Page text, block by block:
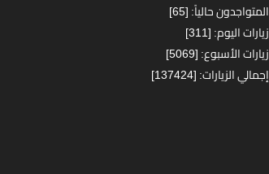
المتواجدون حالياً: [65]
زيارات اليوم: [311]
زيارات الأسبوع: [5069]
إجمالي الزيارات: [137424]